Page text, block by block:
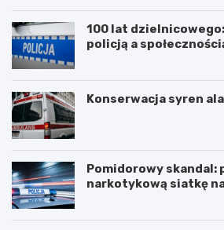
100 lat
policją a
Konserwacja syren
Pomidorowy skandal:
narkotykową siatkę